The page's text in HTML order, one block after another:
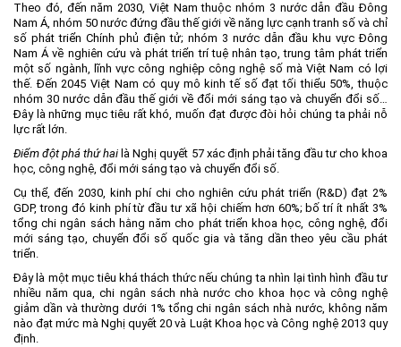
Theo đó, đến năm 2030, Việt Nam thuộc nhóm 3 nước dẫn đầu Đông
Nam Á, nhóm 50 nước đứng đầu thế giới về năng lực cạnh tranh số và chỉ
số phát triển Chính phủ điện tử; nhóm 3 nước dẫn đầu khu vực Đông
Nam Á về nghiên cứu và phát triển trí tuệ nhân tạo, trung tâm phát triển
một số ngành, lĩnh vực công nghiệp công nghệ số mà Việt Nam có lợi
thế. Đến 2045 Việt Nam có quy mô kinh tế số đạt tối thiểu 50%, thuộc
nhóm 30 nước dẫn đầu thế giới về đổi mới sáng tạo và chuyển đổi số…
Đây là những mục tiêu rất khó, muốn đạt được đòi hỏi chúng ta phải nỗ
lực rất lớn.
Điểm đột phá thứ hai là Nghị quyết 57 xác định phải tăng đầu tư cho khoa
học, công nghệ, đổi mới sáng tạo và chuyển đổi số.
Cụ thể, đến 2030, kinh phí chi cho nghiên cứu phát triển (R&D) đạt 2%
GDP, trong đó kinh phí từ đầu tư xã hội chiếm hơn 60%; bố trí ít nhất 3%
tổng chi ngân sách hằng năm cho phát triển khoa học, công nghệ, đổi
mới sáng tạo, chuyển đổi số quốc gia và tăng dần theo yêu cầu phát
triển.
Đây là một mục tiêu khá thách thức nếu chúng ta nhìn lại tình hình đầu tư
nhiều năm qua, chi ngân sách nhà nước cho khoa học và công nghệ
giảm dần và thường dưới 1% tổng chi ngân sách nhà nước, không năm
nào đạt mức mà Nghị quyết 20 và Luật Khoa học và Công nghệ 2013 quy
định.